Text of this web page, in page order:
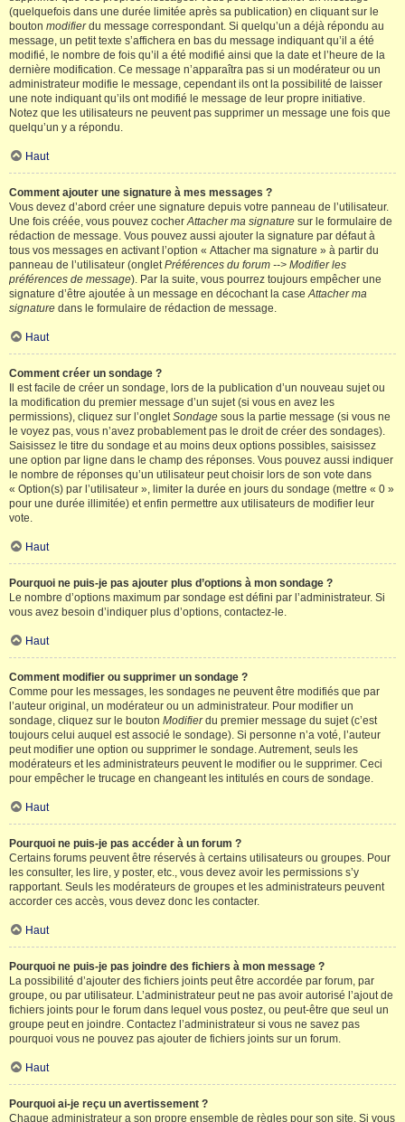
(quelquefois dans une durée limitée après sa publication) en cliquant sur le
bouton modifierdu message correspondant. Si quelqu’un a déjà répondu au
message, un petit texte s’affichera en bas du message indiquant qu’il a été
modifié, le nombre de fois qu’il a été modifié ainsi que la date et l’heure de la
dernière modification. Ce message n’apparaîtra pas si un modérateur ou un
administrateur modifie le message, cependant ils ont la possibilité de laisser
une note indiquant qu’ils ont modifié le message de leur propre initiative.
Notez que les utilisateurs ne peuvent pas supprimer un message une fois que
quelqu’un y a répondu.
Haut
Comment ajouter une signature à mes messages ?
Vous devez d’abord créer une signature depuis votre panneau de l’utilisateur.
Une fois créée, vous pouvez cocherAttacher ma signature sur le formulaire de
rédaction de message. Vous pouvez aussi ajouter la signature par défaut à
tous vos messages en activant l’option « Attacher ma signature » à partir du
panneau de l’utilisateur (ongletPréférences du forum --> Modifier les
préférences de message). Par la suite, vous pourrez toujours empêcher une
signature d’être ajoutée à un message en décochant la caseAttacher ma
signature dans le formulaire de rédaction de message.
Haut
Comment créer un sondage ?
Il est facile de créer un sondage, lors de la publication d’un nouveau sujet ou
la modification du premier message d’un sujet (si vous en avez les
permissions), cliquez sur l’ongletSondage sous la partie message (si vous ne
le voyez pas, vous n’avez probablement pas le droit de créer des sondages).
Saisissez le titre du sondage et au moins deux options possibles, saisissez
une option par ligne dans le champ des réponses. Vous pouvez aussi indiquer
le nombre de réponses qu’un utilisateur peut choisir lors de son vote dans
« Option(s) par l’utilisateur », limiter la durée en jours du sondage (mettre « 0 »
pour une durée illimitée) et enfin permettre aux utilisateurs de modifier leur
vote.
Haut
Pourquoi ne puis-je pas ajouter plus d’options à mon sondage ?
Le nombre d’options maximum par sondage est défini par l’administrateur. Si
vous avez besoin d’indiquer plus d’options, contactez-le.
Haut
Comment modifier ou supprimer un sondage ?
Comme pour les messages, les sondages ne peuvent être modifiés que par
l’auteur original, un modérateur ou un administrateur. Pour modifier un
sondage, cliquez sur le bouton Modifierdu premier message du sujet (c’est
toujours celui auquel est associé le sondage). Si personne n’a voté, l’auteur
peut modifier une option ou supprimer le sondage. Autrement, seuls les
modérateurs et les administrateurs peuvent le modifier ou le supprimer. Ceci
pour empêcher le trucage en changeant les intitulés en cours de sondage.
Haut
Pourquoi ne puis-je pas accéder à un forum ?
Certains forums peuvent être réservés à certains utilisateurs ou groupes. Pour
les consulter, les lire, y poster, etc., vous devez avoir les permissions s’y
rapportant. Seuls les modérateurs de groupes et les administrateurs peuvent
accorder ces accès, vous devez donc les contacter.
Haut
Pourquoi ne puis-je pas joindre des fichiers à mon message ?
La possibilité d’ajouter des fichiers joints peut être accordée par forum, par
groupe, ou par utilisateur. L’administrateur peut ne pas avoir autorisé l’ajout de
fichiers joints pour le forum dans lequel vous postez, ou peut-être que seul un
groupe peut en joindre. Contactez l’administrateur si vous ne savez pas
pourquoi vous ne pouvez pas ajouter de fichiers joints sur un forum.
Haut
Pourquoi ai-je reçu un avertissement ?
Chaque administrateur a son propre ensemble de règles pour son site. Si vous